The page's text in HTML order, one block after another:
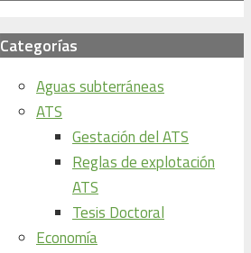
Categorías
Aguas subterráneas
ATS
Gestación del ATS
Reglas de explotación
ATS
Tesis Doctoral
Economía